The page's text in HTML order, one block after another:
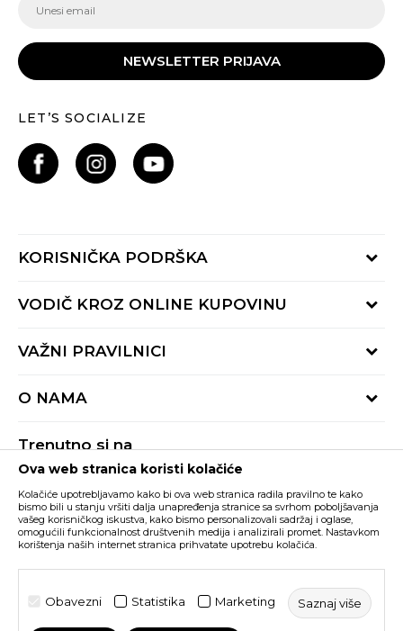
NEWSLETTER PRIJAVA
LET’S SOCIALIZE
KORISNIČKA PODRŠKA
Provjeri status porudžbine
Radno vrijeme 9-16h
VODIČ KROZ ONLINE KUPOVINU
Načini isporuke
Reklamacije
VAŽNI PRAVILNICI
Pravila Sport&Bonus programa
O NAMA
BUZZ Shopovi
Postani dio BUZZ tima
Trenutno si na
Buzz Crna Gora PROMIJENI
Nastojimo da budemo što precizniji u opisu proizvoda, prikazu slika i samih
cijena, ali ne možemo garantovati da su sve informacije kompletne i bez
grešaka. Svi artikli prikazani na sajtu su dio naše ponude i ne podrazumijeva da
su dostupni u svakom trenutku. Raspoloživost robe možete provjeriti pozivom
©2026www.buzzsneakers.me, IzradaNB SOFT. Sva prava
Ova web stranica koristi kolačiće
Kolačiće upotrebljavamo kako bi ova web stranica radila pravilno te kako
bismo bili u stanju vršiti dalja unapređenja stranice sa svrhom poboljšavanja
vašeg korisničkog iskustva, kako bismo personalizovali sadržaj i oglase,
omogućili funkcionalnost društvenih medija i analizirali promet. Nastavkom
korištenja naših internet stranica prihvatate upotrebu kolačića.
Obavezni Statistika Marketing Saznaj više